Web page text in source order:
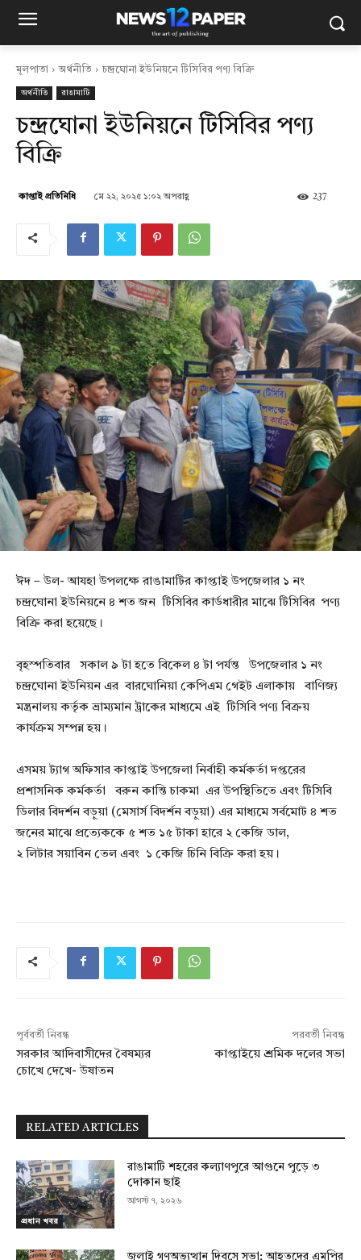
মূলপাতা অর্থনীতি চন্দ্রঘোনা ইউনিয়নে টিসিবির পণ্য বিক্রি
অর্থনীতি রাঙামাটি
চন্দ্রঘোনা ইউনিয়নে টিসিবির পণ্য
বিক্রি
কাপ্তাই প্রতিনিধি মে ২২, ২০২৫ ১:০২ অপরাহ্ণ 237
ঈদ – উল- আযহা উপলক্ষে রাঙামাটির কাপ্তাই উপজেলার ১ নং
চন্দ্রঘোনা ইউনিয়নে ৪ শত জন টিসিবির কার্ডধারীর মাঝে টিসিবির পণ্য
বিক্রি করা হয়েছে।
বৃহস্পতিবার সকাল ৯ টা হতে বিকেল ৪ টা পর্যন্ত উপজেলার ১ নং
চন্দ্রঘোনা ইউনিয়ন এর বারঘোনিয়া কেপিএম গেইট এলাকায় বাণিজ্য
মন্ত্রনালয় কর্তৃক ভ্রাম্যমান ট্রাকের মাধ্যমে এই টিসিবি পণ্য বিক্রয়
কার্যক্রম সম্পন্ন হয়।
এসময় ট্যাগ অফিসার কাপ্তাই উপজেলা নির্বাহী কর্মকর্তা দপ্তরের
প্রশাসনিক কর্মকর্তা বরুন কান্তি চাকমা এর উপস্থিতিতে এবং টিসিবি
ডিলার বিদর্শন বড়ুয়া (মেসার্স বিদর্শন বড়ুয়া) এর মাধ্যমে সর্বমোট ৪ শত
জনের মাঝে প্রত্যেককে ৫ শত ১৫ টাকা হারে ২ কেজি ডাল,
২ লিটার সয়াবিন তেল এবং ১ কেজি চিনি বিক্রি করা হয়।
পূর্ববর্তী নিবন্ধ
সরকার আদিবাসীদের বৈষম্যর
চোখে দেখে- উষাতন
পরবর্তী নিবন্ধ
কাপ্তাইয়ে শ্রমিক দলের সভা
RELATED ARTICLES
প্রধান খবর
রাঙামাটি শহরের কল্যাণপুরে আগুনে পুড়ে ৩
দোকান ছাই
আগস্ট ৭, ২০২৬
জুলাই গণঅভ্যুত্থান দিবসে সভা; আহতদের এমপির